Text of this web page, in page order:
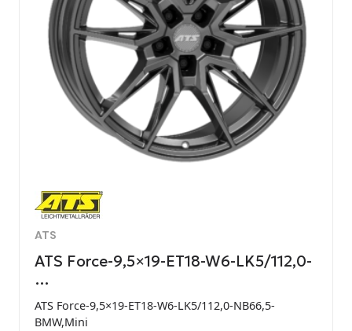
ATS
ATS Force-9,5×19-ET18-W6-LK5/112,0-
…
ATS Force-9,5×19-ET18-W6-LK5/112,0-NB66,5-
BMW,Mini